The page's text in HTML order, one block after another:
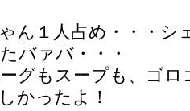
ん１人占め・・・シ
バァバ・・・
グもスープも、ゴロ
かったよ！